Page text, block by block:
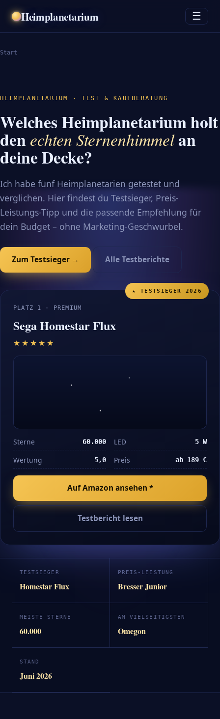
Heimplanetarium ☰
Start
HEIMPLANETARIUM · TEST & KAUFBERATUNG
Welches Heimplanetarium holt
den echten Sternenhimmelan
deine Decke?
Ich habe fünf Heimplanetarien getestet und
verglichen. Hier findest du Testsieger, Preis-
Leistungs-Tipp und die passende Empfehlung für
dein Budget – ohne Marketing-Geschwurbel.
Zum Testsieger → Alle Testberichte
★ TESTSIEGER 2026
PLATZ 1 · PREMIUM
Sega Homestar Flux
★★★★★
Sterne 60.000 LED 5 W
Wertung 5,0 Preis ab 189 €
Auf Amazon ansehen *
Testbericht lesen
TESTSIEGER
Homestar Flux
PREIS-LEISTUNG
Bresser Junior
MEISTE STERNE
60.000
AM VIELSEITIGSTEN
Omegon
STAND
Juni 2026